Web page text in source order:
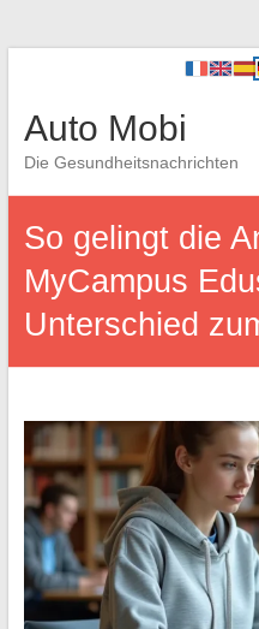
Auto Mobi
Die Gesundheitsnachrichten
So gelingt die
MyCampus
Unterschied